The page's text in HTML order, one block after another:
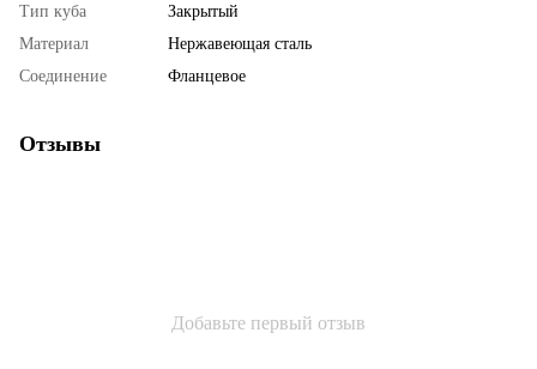
Тип куба
Закрытый
Материал
Нержавеющая сталь
Соединение
Фланцевое
Отзывы
Добавьте первый отзыв